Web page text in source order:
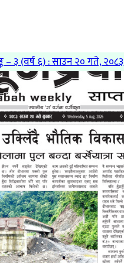
– ३ (वर्ष ६) : साउन २० गते, २०८३